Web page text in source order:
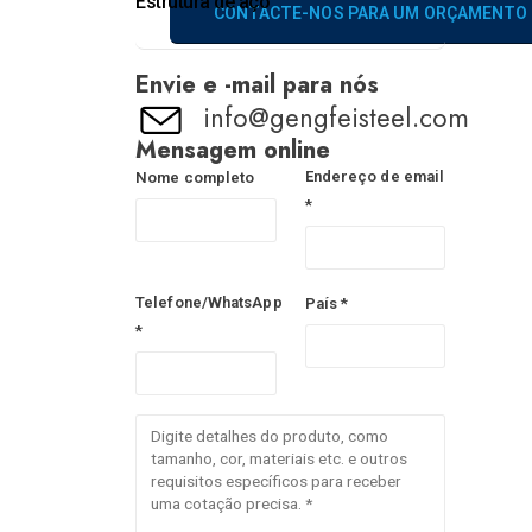
CONTACTE-NOS PARA UM
Envie e -mail para nós
info@gengfeisteel.com
Mensagem online
Nome completo
Endereço de email
*
Telefone/WhatsApp
*
País *